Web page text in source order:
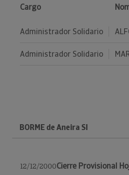
Cargo
Administrador Solidario
Administrador Solidario
BORME de Aneira Sl
12/12/2000Cierre Provisional